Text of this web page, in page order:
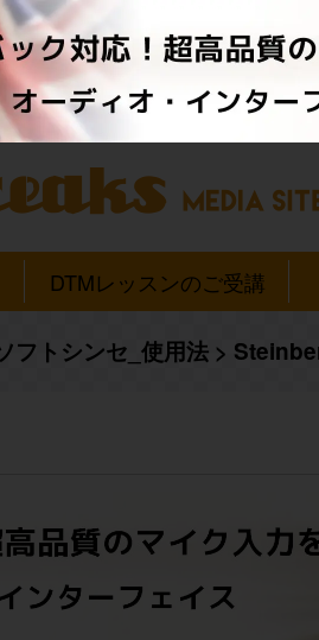
DTMレッスンのご受講
フトシンセ_使用法 >